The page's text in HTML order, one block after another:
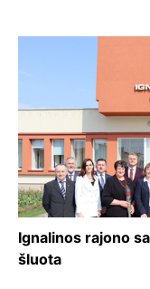
Ignalinos rajono
šluota